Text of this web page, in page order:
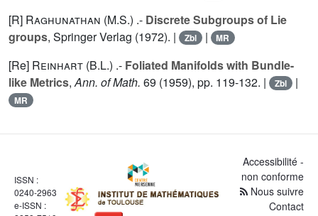
[R] Raghunathan (M.S.) .- Discrete Subgroups of Lie
groups, Springer Verlag (1972). | Zbl | MR
[Re] Reinhart (B.L.) .- Foliated Manifolds with Bundle-
like Metrics,Ann. of Math. 69 (1959), pp. 119-132. | Zbl |
MR
ISSN :
0240-2963
e-ISSN :
Accessibilité -
non conforme
Nous suivre
Contact